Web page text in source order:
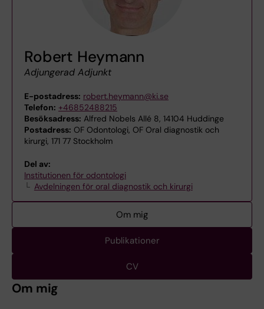
Robert Heymann
Adjungerad Adjunkt
E-postadress: robert.heymann@ki.se
Telefon: +46852488215
Besöksadress: Alfred Nobels Allé 8, 14104 Huddinge
Postadress: OF Odontologi, OF Oral diagnostik och
kirurgi, 171 77 Stockholm
Del av:
Institutionen för odontologi
Avdelningen för oral diagnostik och kirurgi
Om mig
Publikationer
CV
Om mig